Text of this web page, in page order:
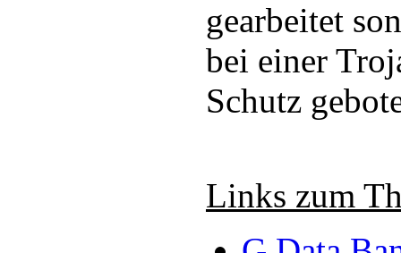
gearbeitet
bei einer
Schutz
Links zum